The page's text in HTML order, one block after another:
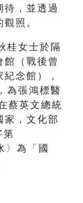
待，並透過
照。
桂女士於隔
館（戰後曾
念館），
為張鴻標醫
蔡英文總統
家，文化部
第
〉為「國